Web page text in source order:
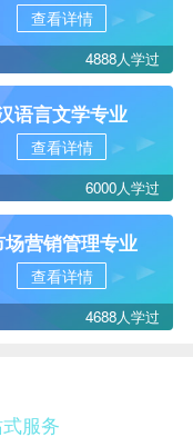
查看详情
4888人学过
语言文学专业
查看详情
6000人学过
场营销管理专业
查看详情
4688人学过
服务